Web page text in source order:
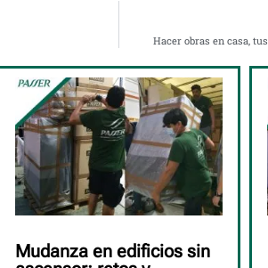
Hacer obras en casa,
Mudanza en edificios sin